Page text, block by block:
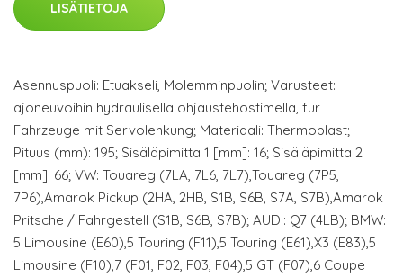
LISÄTIETOJA
Asennuspuoli: Etuakseli, Molemminpuolin; Varusteet:
ajoneuvoihin hydraulisella ohjaustehostimella, für
Fahrzeuge mit Servolenkung; Materiaali: Thermoplast;
Pituus (mm): 195; Sisäläpimitta 1 [mm]: 16; Sisäläpimitta 2
[mm]: 66; VW: Touareg (7LA, 7L6, 7L7),Touareg (7P5,
7P6),Amarok Pickup (2HA, 2HB, S1B, S6B, S7A, S7B),Amarok
Pritsche / Fahrgestell (S1B, S6B, S7B); AUDI: Q7 (4LB); BMW:
5 Limousine (E60),5 Touring (F11),5 Touring (E61),X3 (E83),5
Limousine (F10),7 (F01, F02, F03, F04),5 GT (F07),6 Coupe